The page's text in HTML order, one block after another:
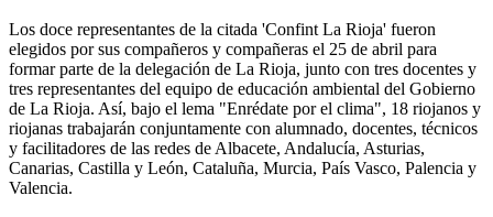
Los doce representantes de la citada 'Confint La Rioja' fueron
elegidos por sus compañeros y compañeras el 25 de abril para
formar parte de la delegación de La Rioja, junto con tres docentes y
tres representantes del equipo de educación ambiental del Gobierno
de La Rioja. Así, bajo el lema "Enrédate por el clima", 18 riojanos y
riojanas trabajarán conjuntamente con alumnado, docentes, técnicos
y facilitadores de las redes de Albacete, Andalucía, Asturias,
Canarias, Castilla y León, Cataluña, Murcia, País Vasco, Palencia y
Valencia.